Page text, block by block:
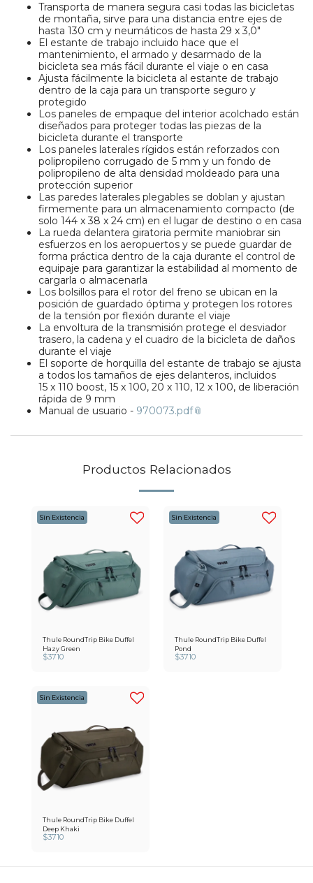
Transporta de manera segura casi todas las bicicletas
de montaña, sirve para una distancia entre ejes de
hasta 130 cm y neumáticos de hasta 29 x 3,0"
El estante de trabajo incluido hace que el
mantenimiento, el armado y desarmado de la
bicicleta sea más fácil durante el viaje o en casa
Ajusta fácilmente la bicicleta al estante de trabajo
dentro de la caja para un transporte seguro y
protegido
Los paneles de empaque del interior acolchado están
diseñados para proteger todas las piezas de la
bicicleta durante el transporte
Los paneles laterales rígidos están reforzados con
polipropileno corrugado de 5 mm y un fondo de
polipropileno de alta densidad moldeado para una
protección superior
Las paredes laterales plegables se doblan y ajustan
firmemente para un almacenamiento compacto (de
solo 144 x 38 x 24 cm) en el lugar de destino o en casa
La rueda delantera giratoria permite maniobrar sin
esfuerzos en los aeropuertos y se puede guardar de
forma práctica dentro de la caja durante el control de
equipaje para garantizar la estabilidad al momento de
cargarla o almacenarla
Los bolsillos para el rotor del freno se ubican en la
posición de guardado óptima y protegen los rotores
de la tensión por flexión durante el viaje
La envoltura de la transmisión protege el desviador
trasero, la cadena y el cuadro de la bicicleta de daños
durante el viaje
El soporte de horquilla del estante de trabajo se ajusta
a todos los tamaños de ejes delanteros, incluidos
15 x 110 boost, 15 x 100, 20 x 110, 12 x 100, de liberación
rápida de 9 mm
Manual de usuario - 970073.pdf
Productos Relacionados
Sin Existencia
Thule RoundTrip Bike Duffel
Hazy Green
$3710
Sin Existencia
Thule RoundTrip Bike Duffel
Pond
$3710
Sin Existencia
Thule RoundTrip Bike Duffel
Deep Khaki
$3710